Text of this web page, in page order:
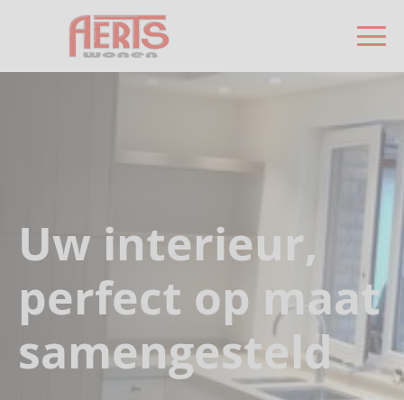
Uw interieur,
perfect op maat
samengesteld